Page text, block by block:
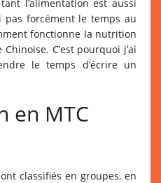
l’alimentation est aussi
pas forcément le temps au
fonctionne la nutrition
C’est pourquoi j’ai
le temps d’écrire un
en MTC
classifiés en groupes, en